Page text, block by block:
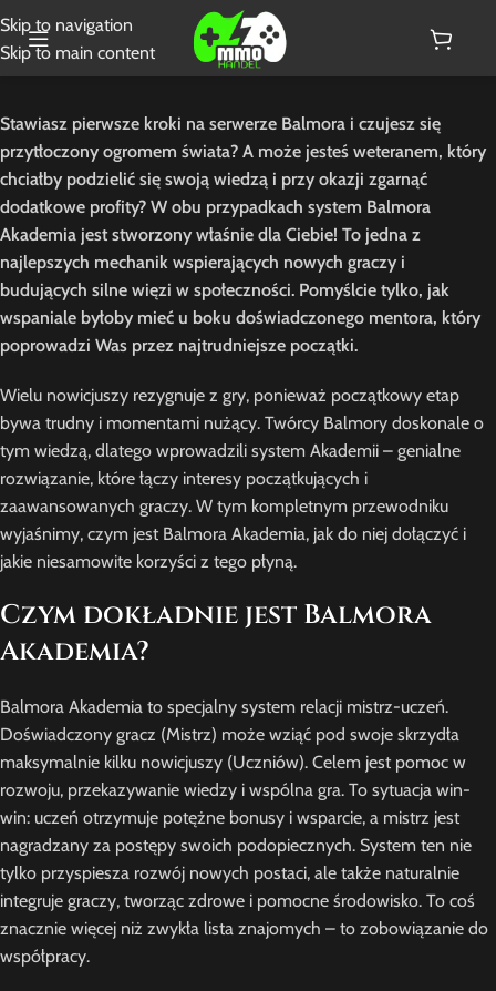
Skip to navigation
Skip to main content
Stawiasz pierwsze kroki na serwerze Balmora i czujesz się
przytłoczony ogromem świata? A może jesteś weteranem, który
chciałby podzielić się swoją wiedzą i przy okazji zgarnąć
dodatkowe profity? W obu przypadkach system Balmora
Akademia jest stworzony właśnie dla Ciebie! To jedna z
najlepszych mechanik wspierających nowych graczy i
budujących silne więzi w społeczności. Pomyślcie tylko, jak
wspaniale byłoby mieć u boku doświadczonego mentora, który
poprowadzi Was przez najtrudniejsze początki.
Wielu nowicjuszy rezygnuje z gry, ponieważ początkowy etap
bywa trudny i momentami nużący. Twórcy Balmory doskonale o
tym wiedzą, dlatego wprowadzili system Akademii – genialne
rozwiązanie, które łączy interesy początkujących i
zaawansowanych graczy. W tym kompletnym przewodniku
wyjaśnimy, czym jest Balmora Akademia, jak do niej dołączyć i
jakie niesamowite korzyści z tego płyną.
Czym dokładnie jest Balmora
Akademia?
Balmora Akademia to specjalny system relacji mistrz-uczeń.
Doświadczony gracz (Mistrz) może wziąć pod swoje skrzydła
maksymalnie kilku nowicjuszy (Uczniów). Celem jest pomoc w
rozwoju, przekazywanie wiedzy i wspólna gra. To sytuacja win-
win: uczeń otrzymuje potężne bonusy i wsparcie, a mistrz jest
nagradzany za postępy swoich podopiecznych. System ten nie
tylko przyspiesza rozwój nowych postaci, ale także naturalnie
integruje graczy, tworząc zdrowe i pomocne środowisko. To coś
znacznie więcej niż zwykła lista znajomych – to zobowiązanie do
współpracy.